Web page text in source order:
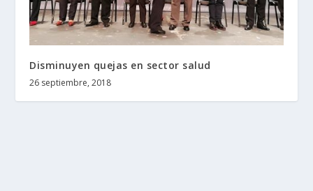
Disminuyen quejas en sector salud
26 septiembre, 2018